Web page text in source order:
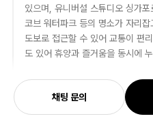
있으며, 유니버설 스튜디오 싱가
코브 워터파크 등의 명소가 자리
도보로 접근할 수 있어 교통이 편
도 있어 휴양과 즐거움을 동시에
싱가포르 케이블카
채팅 문의